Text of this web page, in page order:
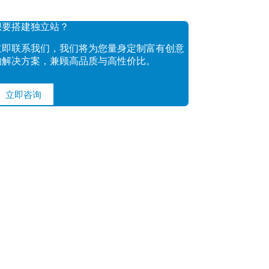
搭建独立站？
即联系我们，我们将为您量身定制富有创意
决方案，兼顾高品质与高性价比。
立即咨询